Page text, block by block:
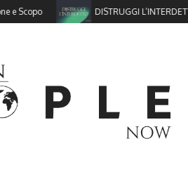
DISTRUGGI L’INTERDETTO!